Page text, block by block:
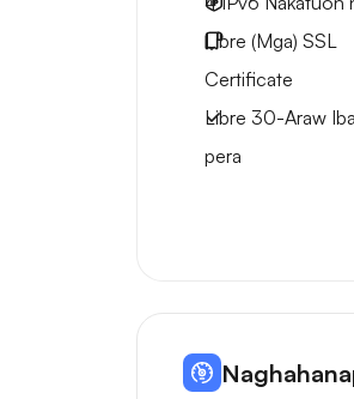
Libre (Mga) SSL
Certificate
Libre 30-Araw
pera